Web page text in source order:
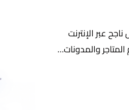
عبر الإنترنت
والمدونات…